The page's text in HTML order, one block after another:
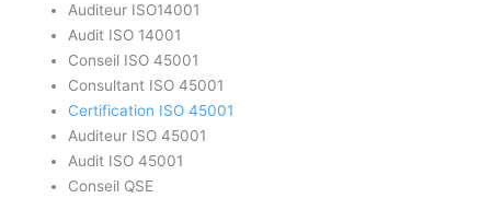
Auditeur ISO14001
Audit ISO 14001
Conseil ISO 45001
Consultant ISO 45001
Certification ISO 45001
Auditeur ISO 45001
Audit ISO 45001
Conseil QSE